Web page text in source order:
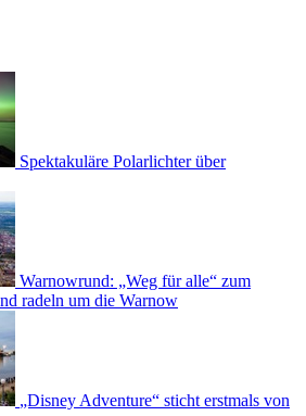
Spektakuläre Polarlichter über
Warnowrund: „Weg für alle“ zum
radeln um die Warnow
„Disney Adventure“ sticht erstmals von